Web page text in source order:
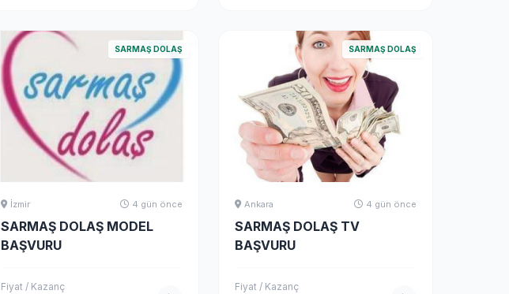
SARMAŞ DOLAŞ
İzmir 4 gün önce
SARMAŞ DOLAŞ MODEL
BAŞVURU
Fiyat / Kazanç
SARMAŞ DOLAŞ
Ankara 4 gün önce
SARMAŞ DOLAŞ TV
BAŞVURU
Fiyat / Kazanç